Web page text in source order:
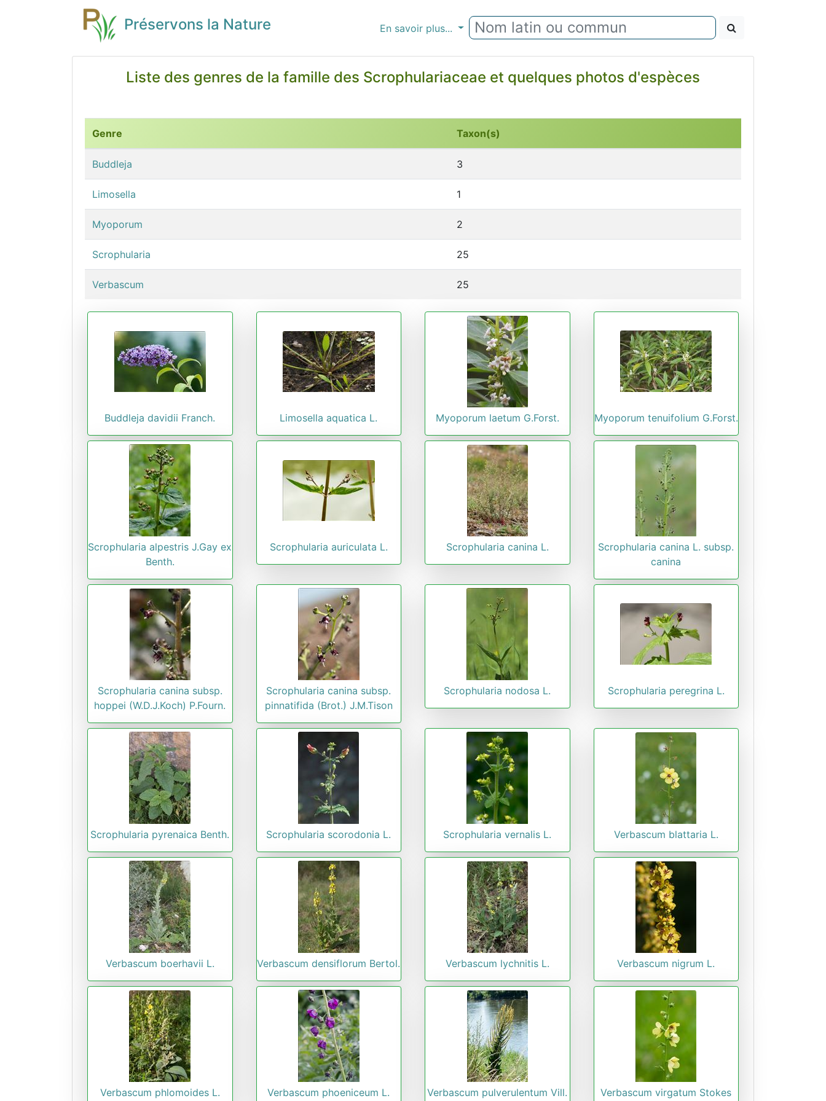
Préservons la Nature En savoir plus...
Liste des genres de la famille des Scrophulariaceae et quelques photos d'espèces
Genre Taxon(s)
Buddleja 3
Limosella 1
Myoporum 2
Scrophularia 25
Verbascum 25
Buddleja davidii Franch. Limosella aquatica L. Myoporum laetum G.Forst. Myoporum tenuifolium G.Forst.
Scrophularia alpestris J.Gay ex
Benth.
Scrophularia auriculata L. Scrophularia canina L.
Scrophularia canina L. subsp.
canina
Scrophularia canina subsp.
hoppei (W.D.J.Koch) P.Fourn.
Scrophularia canina subsp.
pinnatifida (Brot.) J.M.Tison
Scrophularia nodosa L. Scrophularia peregrina L.
Scrophularia pyrenaica Benth. Scrophularia scorodonia L. Scrophularia vernalis L. Verbascum blattaria L.
Verbascum boerhavii L. Verbascum densiflorum Bertol. Verbascum lychnitis L. Verbascum nigrum L.
Verbascum phlomoides L. Verbascum phoeniceum L. Verbascum pulverulentum Vill. Verbascum virgatum Stokes